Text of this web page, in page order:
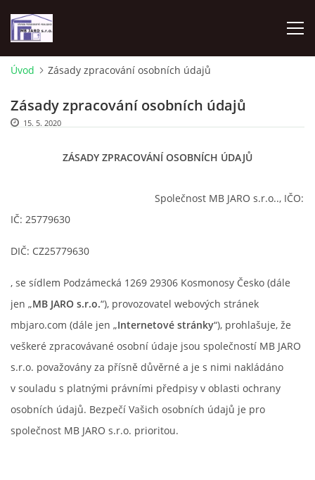
UBYTOVÁNÍ - APARTMÁN 70M2 2KK
ANHYDRITOVÉ PODLAHY
ÚČETNICTVÍ
ADRESA FIRMY - KONTAKT- REZERVACE
FOTOALBUM
OBCHODNÍ PODMÍNKY
ZÁSADY ZPRACOVÁNÍ OSOBNÍCH ÚDAJŮ
Úvod Zásady zpracování osobních údajů
Zásady zpracování osobních údajů
15. 5. 2020
ZÁSADY ZPRACOVÁNÍ OSOBNÍCH ÚDAJŮ
Společnost MB JARO s.r.o.., IČO:
IČ: 25779630
DIČ: CZ25779630
, se sídlem Podzámecká 1269 29306 Kosmonosy Česko (dále
jen „MB JARO s.r.o.“), provozovatel webových stránek
mbjaro.com (dále jen „Internetové stránky“), prohlašuje, že
veškeré zpracovávané osobní údaje jsou společností MB JARO
s.r.o. považovány za přísně důvěrné a je s nimi nakládáno
v souladu s platnými právními předpisy v oblasti ochrany
osobních údajů. Bezpečí Vašich osobních údajů je pro
společnost MB JARO s.r.o. prioritou.